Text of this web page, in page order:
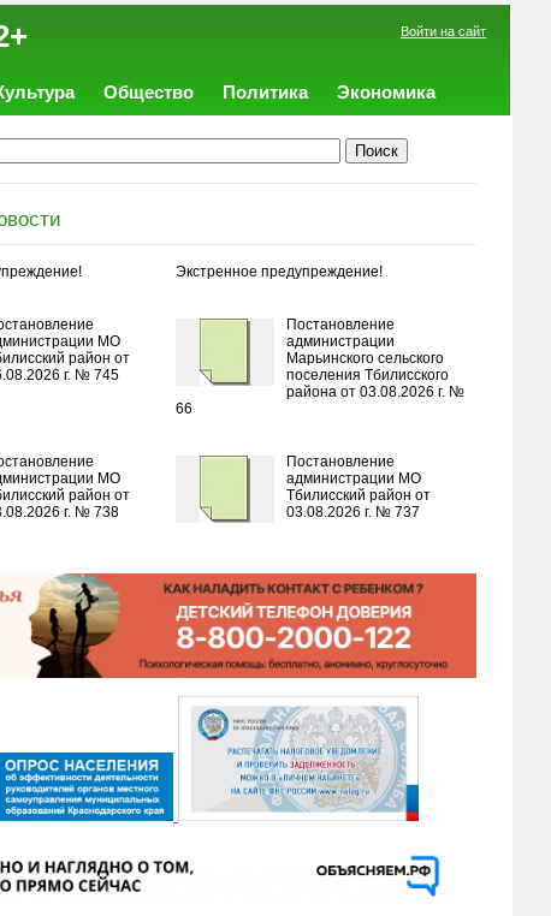
Войти на сайт
Общество Политика
Экономика
Экстренное предупреждение!
МО
район от
г. № 745
Постановление
администрации
Марьинского сельского
поселения Тбилисского
района от 03.08.2026 г. №
66
МО
район от
г. № 738
Постановление
администрации МО
Тбилисский район от
03.08.2026 г. № 737